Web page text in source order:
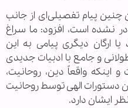
چنین پیام تفصیلی‌ای از جانب
نشده است، افزود: ما سراغ
ارگان دیگری پیامی به این
و جامع با ادبیات جدیدی
واقعاً دین، روحانیت،
دستورات الهی توسط روحانیت
ایشان دارد.